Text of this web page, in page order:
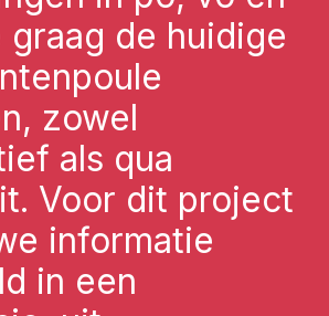
de huidige
zowel
als qua
Voor dit project
informatie
in een